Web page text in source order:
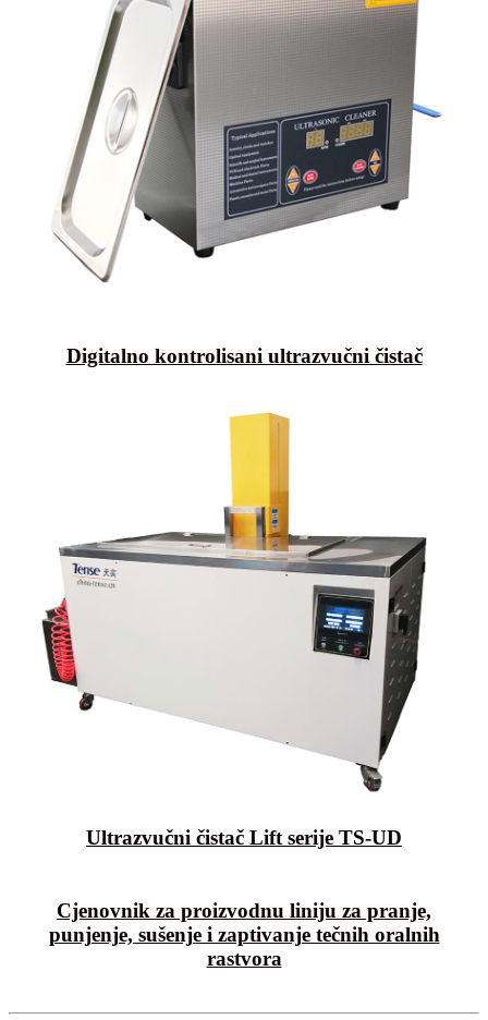
Digitalno kontrolisani ultrazvučni čistač
Ultrazvučni čistač Lift serije TS-UD
Cjenovnik za proizvodnu liniju za pranje,
punjenje, sušenje i zaptivanje tečnih oralnih
rastvora